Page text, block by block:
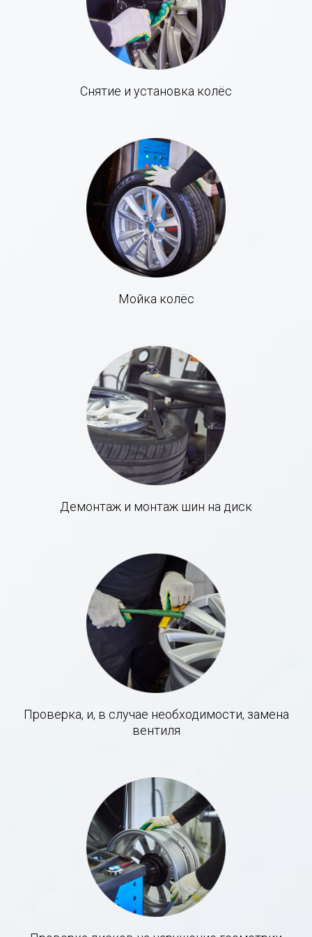
Снятие и установка колёс
Мойка колёс
Демонтаж и монтаж шин на диск
Проверка, и, в случае необходимости, замена
вентиля